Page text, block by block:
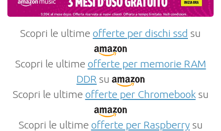
Scopri le ultime offerte per dischi ssd su
Scopri le ultime offerte per memorie RAM
DDR su
Scopri le ultime offerte per Chromebooksu
Scopri le ultime offerte per Raspberrysu